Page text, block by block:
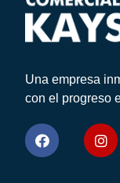
Una empresa
con el progreso